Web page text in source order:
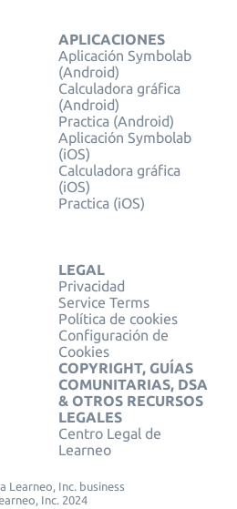
APLICACIONES
Aplicación Symbolab
(Android)
Calculadora gráfica
(Android)
Practica (Android)
Aplicación Symbolab
(iOS)
Calculadora gráfica
(iOS)
Practica (iOS)
LEGAL
Privacidad
Service Terms
Política de cookies
Configuración de
Cookies
COPYRIGHT, GUÍAS
COMUNITARIAS, DSA
& OTROS RECURSOS
LEGALES
Centro Legal de
Learneo
Learneo, Inc. business
Inc. 2024